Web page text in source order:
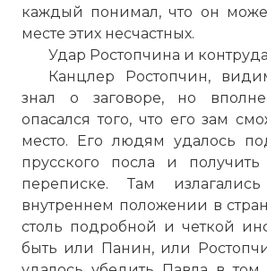
каждый понимал, что он
месте этих несчастных.
Удар Ростопчина и
Канцлер Ростопчин,
знал о заговоре, но вполне
опасался того, что его зам
место. Его людям удалось
прусского посла и
переписке. Там
внутреннем положении в
столь подробной и четкой
быть или Панин, или